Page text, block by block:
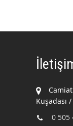
Kuşadası
0 505